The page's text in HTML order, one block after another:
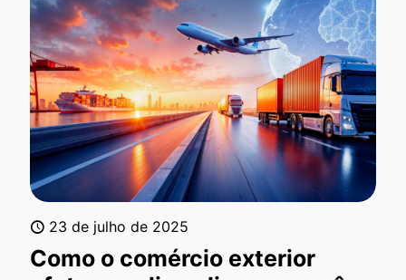
23 de julho de 2025
Como o comércio exterior